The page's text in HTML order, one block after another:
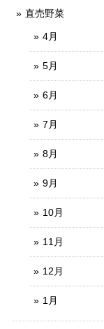
直売野菜
4月
5月
6月
7月
8月
9月
10月
11月
12月
1月